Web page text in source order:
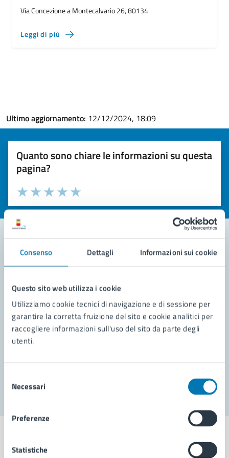
Consenso Dettagli Informazioni sui cookie
Questo sito web utilizza i cookie
Utilizziamo cookie tecnici di navigazione e di sessione per
garantire la corretta fruizione del sito e cookie analitici per
raccogliere informazioni sull'uso del sito da parte degli
utenti.
delNecessari
Preferenze
Statistiche
Via Concezione a Montecalvario 26, 80134
Leggi di più
Ultimo aggiornamento: 12/12/2024, 18:09
Quanto sono chiare le informazioni su questa
pagina?
Valuta la chiarezza delle informazioni (da 1 a 5 stelle)
Seleziona il numero di stelle per valutare la chiarezza delle
Valuta 5 stelle su 5
Valuta 4 stelle su 5
Valuta 3 stelle su 5
Valuta 2 stelle su 5
Valuta 1 stelle su 5
Contatta il comune
Leggi le domande frequenti
Richiedi assistenza
Prenota appuntamento